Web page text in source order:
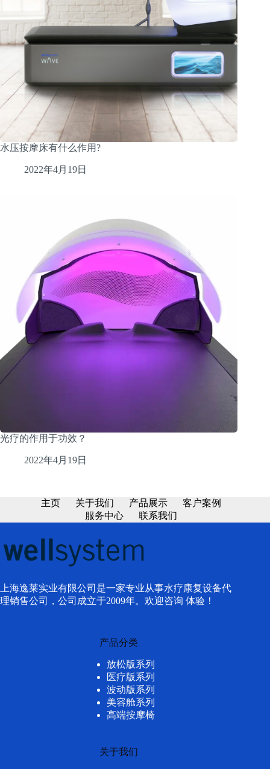
水压按摩床有什么作用?
2022年4月19日
光疗的作用于功效？
2022年4月19日
主页 关于我们 产品展示
客户案例
服务中心
联系我们
上海逸莱实业有限公司是一家专业从事水疗康复设备代
理销售公司，公司成立于2009年。欢迎咨询 体验！
产品分类
放松版系列
医疗版系列
波动版系列
美容舱系列
高端按摩椅
关于我们